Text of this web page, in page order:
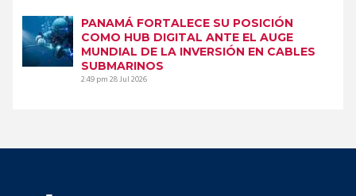
PANAMÁ FORTALECE SU POSICIÓN
COMO HUB DIGITAL ANTE EL AUGE
MUNDIAL DE LA INVERSIÓN EN CABLES
SUBMARINOS
2:49 pm28 Jul 2026